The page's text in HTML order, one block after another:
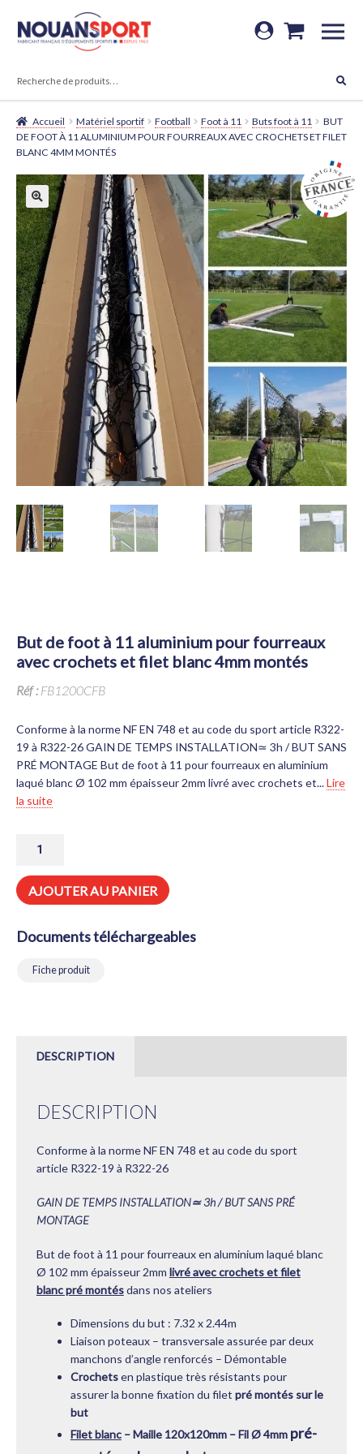
Aller
Aller
Accueil Matériel sportif Football Foot à 11 Buts foot à 11
BUT
DE FOOT À 11 ALUMINIUM POUR FOURREAUX AVEC CROCHETS ET FILET
BLANC 4MM MONTÉS
🔍
but de foot à 11 aluminium pour fourreaux
avec crochets et filet blanc 4mm montés
Réf :FB1200CFB
Conforme à la norme NF EN 748 et au code du sport article R322-
19 à R322-26 GAIN DE TEMPS INSTALLATION≃ 3h / BUT SANS
PRÉ MONTAGE But de foot à 11 pour fourreaux en aluminium
laqué blanc Ø 102 mm épaisseur 2mm livré avec crochets et...Lire
la suite
DE
FOOT
ALUMINIUM
FOURREAUX
MONTÉS
AJOUTER AU PANIER
Documents téléchargeables
Fiche produit
DESCRIPTION
DESCRIPTION
Conforme à la norme NF EN 748 et au code du sport
article R322-19 à R322-26
GAIN DE TEMPS INSTALLATION≃3h / BUT SANS PRÉ
MONTAGE
But de foot à 11 pour fourreaux en aluminium laqué blanc
Ø 102 mm épaisseur 2mm livré avec crochets et filet
blanc pré montésdans nos ateliers
Dimensions du but : 7.32 x 2.44m
Liaison poteaux – transversale assurée par deux
manchons d’angle renforcés – Démontable
Crochetsen plastique très résistants pour
assurer la bonne fixation du filet pré montés sur le
but
Filet blanc– Maille 120x120mm – Fil Ø 4mm pré-